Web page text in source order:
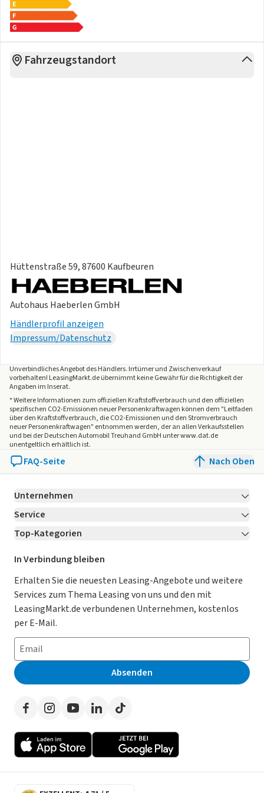
kompetente Beratung zu allen Fragen rund ums
Automobil*
- Die Fahrzeugbeschreibung dient lediglich der
allgemeinen Identifizierung des Fahrzeuges und stellt
Fahrzeugstandort
Hüttenstraße 59, 87600 Kaufbeuren
Autohaus Haeberlen GmbH
Händlerprofil anzeigen
Impressum/Datenschutz
Unverbindliches Angebot desHändlers. Irrtümer und Zwischenverkauf
vorbehalten! LeasingMarkt.de übernimmt keine Gewähr für die Richtigkeit der
Angaben im Inserat.
* Weitere Informationen zum offiziellen Kraftstoffverbrauch und den offiziellen
spezifischen CO2-Emissionen neuer Personenkraftwagen können dem "Leitfaden
über den Kraftstoffverbrauch, die CO2-Emissionen und den Stromverbrauch
neuer Personenkraftwagen" entnommen werden, der an allen Verkaufsstellen
und bei der Deutschen Automobil Treuhand GmbH unter www.dat.de
unentgeltlich erhältlich ist.
FAQ-Seite Nach Oben
Unternehmen
Über LeasingMarkt.de
Karriere Jetzt bewerben!
Für Händler
Kooperation mit AutoScout24
AGB
Datenschutz
Impressum
Erklärung zur Barrierefreiheit
Presse
Service
Kontakt
Ratgeber
Magazin
Datenschutz-Einstellungen
So funktioniert’s
Häufig gestellte Fragen
Leasing-Lexikon
Auto-Tests
Werben auf LeasingMarkt.de
Top-Kategorien
Leasing Deals
Gebrauchtwagen Leasing
Leasing ohne Anzahlung
E-Auto Leasing
Privatleasing
Leasing-Vergleiche
Herstellerverzeichnis
Händlerverzeichnis
In Verbindung bleiben
Erhalten Sie die neuesten Leasing-Angebote und weitere
Services zum Thema Leasing von uns und den mit
LeasingMarkt.de verbundenen Unternehmen, kostenlos
per E-Mail.
Absenden